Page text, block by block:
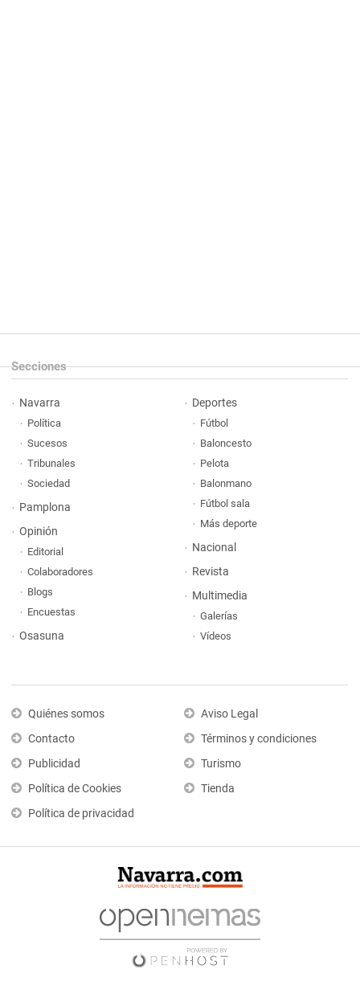
Secciones
Navarra
Política
Sucesos
Tribunales
Sociedad
Pamplona
Opinión
Editorial
Colaboradores
Blogs
Encuestas
Osasuna
Deportes
Fútbol
Baloncesto
Pelota
Balonmano
Fútbol sala
Más deporte
Nacional
Revista
Multimedia
Galerías
Vídeos
Quiénes somos
Contacto
Publicidad
Política de Cookies
Política de privacidad
Aviso Legal
Términos y condiciones
Turismo
Tienda